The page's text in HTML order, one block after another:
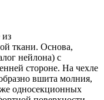
ткани. Основа,
нейлона) с
стороне. На чехле
вшита молния,
односекционных